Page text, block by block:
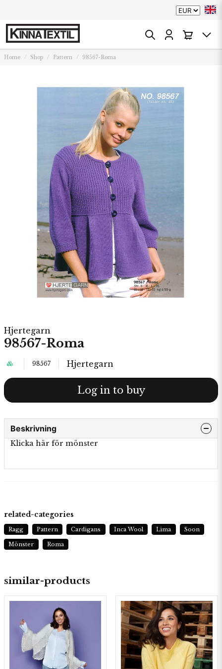
Home Shop Pattern 98567-Roma
Hjertegarn
98567-Roma
98567 Hjertegarn
Log in to buy
Beskrivning
Klicka här för mönster
similar-products
related-categories
Ragg Pattern Cardigans Inca Wool Lima Soon
Mönster Roma